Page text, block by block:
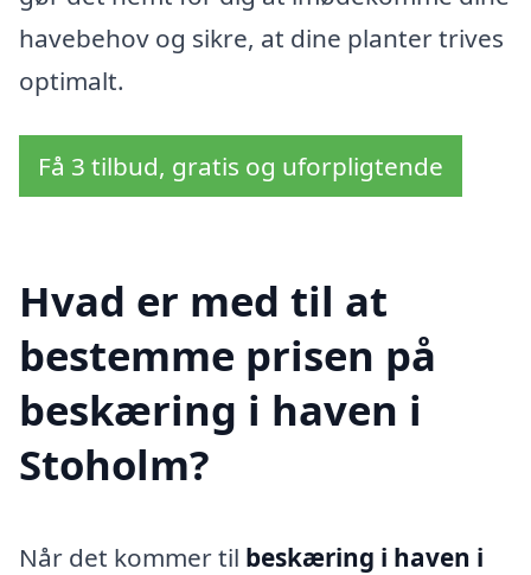
havebehov og sikre, at dine planter trives
optimalt.
Få 3 tilbud, gratis og uforpligtende
Hvad er med til at
bestemme prisen på
beskæring i haven i
Stoholm?
Når det kommer til beskæring i haven i